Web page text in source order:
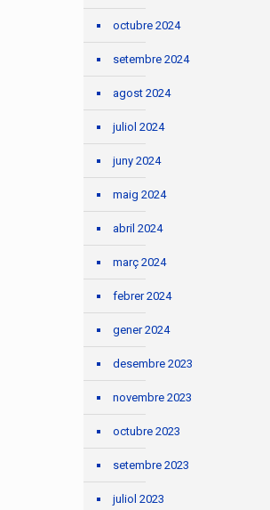
octubre 2024
setembre 2024
agost 2024
juliol 2024
juny 2024
maig 2024
abril 2024
març 2024
febrer 2024
gener 2024
desembre 2023
novembre 2023
octubre 2023
setembre 2023
juliol 2023